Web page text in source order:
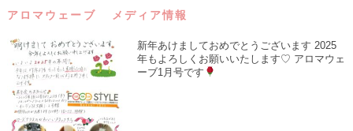
アロマウェーブ
メディア情報
新年あけましておめでとうございます 2025
年もよろしくお願いいたします♡ アロマウェ
ーブ1月号です